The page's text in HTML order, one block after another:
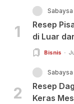
1
Sabaysa
Resep
di Luar
Bisnis
2
Sabaysa
Resep
Keras